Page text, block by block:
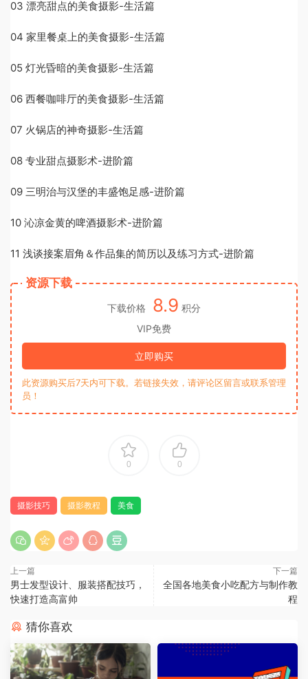
03 漂亮甜点的美食摄影-生活篇
04 家里餐桌上的美食摄影-生活篇
05 灯光昏暗的美食摄影-生活篇
06 西餐咖啡厅的美食摄影-生活篇
07 火锅店的神奇摄影-生活篇
08 专业甜点摄影术-进阶篇
09 三明治与汉堡的丰盛饱足感-进阶篇
10 沁凉金黄的啤酒摄影术-进阶篇
11 浅谈接案眉角＆作品集的简历以及练习方式-进阶篇
资源下载
下载价格 8.9 积分
VIP免费
立即购买
此资源购买后7天内可下载。若链接失效，请评论区留言或联系管理
员！
0 0
摄影技巧 摄影教程 美食
上一篇
男士发型设计、服装搭配技巧，
快速打造高富帅
下一篇
全国各地美食小吃配方与制作教
程
猜你喜欢